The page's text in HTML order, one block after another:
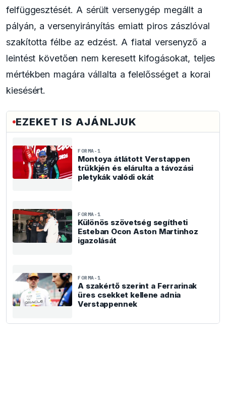
felfüggesztését. A sérült versenygép megállt a
pályán, a versenyirányítás emiatt piros zászlóval
szakította félbe az edzést. A fiatal versenyző a
leintést követően nem keresett kifogásokat, teljes
mértékben magára vállalta a felelősséget a korai
kiesésért.
EZEKET IS AJÁNLJUK
FORMA-1
Montoya átlátott Verstappen
trükkjén és elárulta a távozási
pletykák valódi okát
FORMA-1
Különös szövetség segítheti
Esteban Ocon Aston Martinhoz
igazolását
FORMA-1
A szakértő szerint a Ferrarinak
üres csekket kellene adnia
Verstappennek